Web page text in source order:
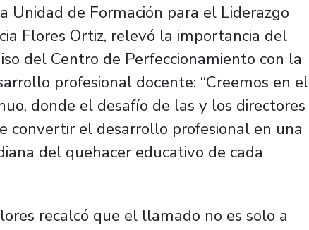
Unidad de Formación para el Liderazgo
Flores Ortiz, relevó la importancia del
del Centro de Perfeccionamiento con la
profesional docente: “Creemos en el
donde el desafío de las y los directores
convertir el desarrollo profesional en una
del quehacer educativo de cada
recalcó que el llamado no es solo a